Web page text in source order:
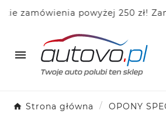
zamówienia powyżej 250 zł!

Strona główna OPONY